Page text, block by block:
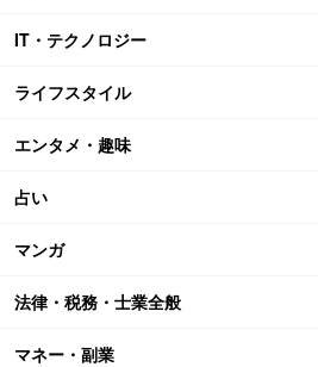
IT・テクノロジー
ライフスタイル
エンタメ・趣味
占い
マンガ
法律・税務・士業全般
マネー・副業